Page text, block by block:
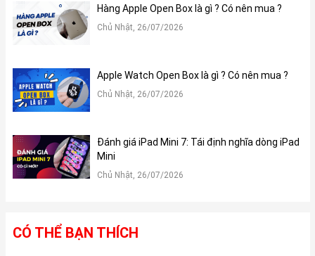
Hàng Apple Open Box là gì ? Có nên mua ?
Chủ Nhật, 26/07/2026
Apple Watch Open Box là gì ? Có nên mua ?
Chủ Nhật, 26/07/2026
Đánh giá iPad Mini 7: Tái định nghĩa dòng iPad
Mini
Chủ Nhật, 26/07/2026
CÓ THỂ BẠN THÍCH